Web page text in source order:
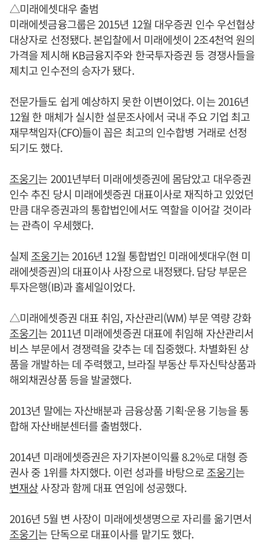
△미래에셋대우 출범
미래에셋금융그룹은 2015년 12월 대우증권 인수 우선협상
대상자로 선정됐다. 본입찰에서 미래에셋이 2조4천억 원의
가격을 제시해 KB금융지주와 한국투자증권 등 경쟁사들을
제치고 인수전의 승자가 됐다.
전문가들도 쉽게 예상하지 못한 이변이었다. 이는 2016년
12월 한 매체가 실시한 설문조사에서 국내 주요 기업 최고
재무책임자(CFO)들이 꼽은 최고의 인수합병 거래로 선정
되기도 했다.
조웅기는 2001년부터 미래에셋증권에 몸담았고 대우증권
인수 추진 당시 미래에셋증권 대표이사로 재직하고 있었던
만큼 대우증권과의 통합법인에서도 역할을 이어갈 것이라
는 관측이 우세했다.
실제 조웅기는 2016년 12월 통합법인 미래에셋대우(현 미
래에셋증권)의 대표이사 사장으로 내정됐다. 담당 부문은
투자은행(IB)과 홀세일이었다.
△미래에셋증권 대표 취임, 자산관리(WM) 부문 역량 강화
조웅기는 2011년 미래에셋증권 대표에 취임해 자산관리서
비스 부문에서 경쟁력을 갖추는 데 집중했다. 차별화된 상
품을 개발하는 데 주력했고, 브라질 부동산 투자신탁상품과
해외채권상품 등을 발굴했다.
2013년 말에는 자산배분과 금융상품 기획·운용 기능을 통
합해 자산배분센터를 출범했다.
2014년 미래에셋증권은 자기자본이익률 8.2%로 대형 증
권사 중 1위를 차지했다. 이런 성과를 바탕으로조웅기는
변재상사장과 함께 대표 연임에 성공했다.
2016년 5월 변 사장이 미래에셋생명으로 자리를 옮기면서
조웅기는 단독으로 대표이사를 맡기도 했다.